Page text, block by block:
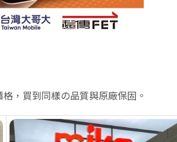
，買到同樣の品質與原廠保固。